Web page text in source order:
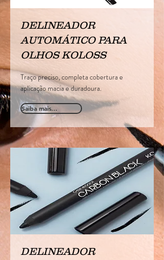
DELINEADOR
AUTOMÁTICO PARA
OLHOS KOLOSS
Traço preciso, completa cobertura e
aplicação macia e duradoura.
Saiba mais...
DELINEADOR